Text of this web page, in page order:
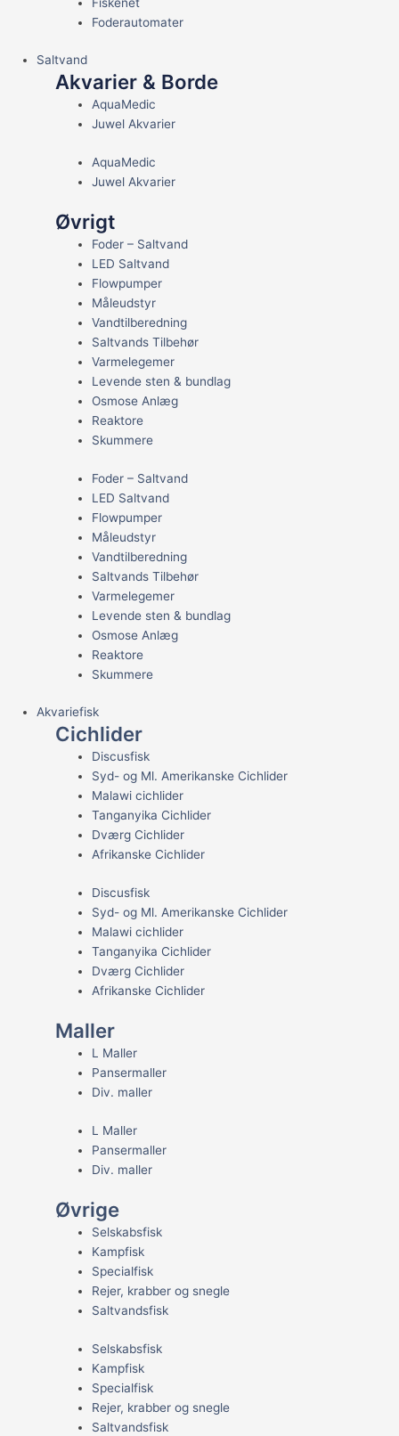
Foderautomater
Saltvand
Akvarier & Borde
AquaMedic
Juwel Akvarier
AquaMedic
Juwel Akvarier
Øvrigt
Foder – Saltvand
LED Saltvand
Flowpumper
Måleudstyr
Vandtilberedning
Saltvands Tilbehør
Varmelegemer
Levende sten & bundlag
Osmose Anlæg
Reaktore
Skummere
Foder – Saltvand
LED Saltvand
Flowpumper
Måleudstyr
Vandtilberedning
Saltvands Tilbehør
Varmelegemer
Levende sten & bundlag
Osmose Anlæg
Reaktore
Skummere
Akvariefisk
Cichlider
Discusfisk
Syd- og Ml. Amerikanske Cichlider
Malawi cichlider
Tanganyika Cichlider
Dværg Cichlider
Afrikanske Cichlider
Discusfisk
Syd- og Ml. Amerikanske Cichlider
Malawi cichlider
Tanganyika Cichlider
Dværg Cichlider
Afrikanske Cichlider
Maller
L Maller
Pansermaller
Div. maller
L Maller
Pansermaller
Div. maller
Øvrige
Selskabsfisk
Kampfisk
Specialfisk
Rejer, krabber og snegle
Saltvandsfisk
Selskabsfisk
Kampfisk
Specialfisk
Rejer, krabber og snegle
Saltvandsfisk